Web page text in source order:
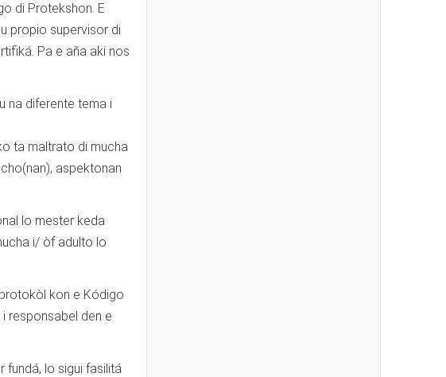
di Protekshon. E
propio supervisor di
Pa e aña aki nos
na diferente tema i
ta maltrato di mucha
aspektonan
lo mester keda
i/ òf adulto lo
kon e Kódigo
responsabel den e
fundá, lo sigui fasilitá